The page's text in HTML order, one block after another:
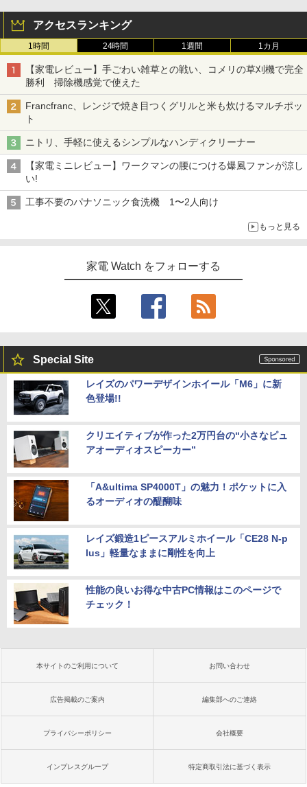
アクセスランキング
1時間 24時間 1週間 1カ月
【家電レビュー】手ごわい雑草との戦い、コメリの草刈機で完全
勝利 掃除機感覚で使えた
Francfranc、レンジで焼き目つくグリルと米も炊けるマルチポッ
ト
ニトリ、手軽に使えるシンプルなハンディクリーナー
【家電ミニレビュー】ワークマンの腰につける爆風ファンが涼し
い!
工事不要のパナソニック食洗機 1〜2人向け
もっと見る
家電 Watch をフォローする
Special Site
レイズのパワーデザインホイール「M6」に新
色登場!!
クリエイティブが作った2万円台の“小さなピュ
アオーディオスピーカー”
「A&ultima SP4000T」の魅力！ポケットに入
るオーディオの醍醐味
レイズ鍛造1ピースアルミホイール「CE28 N-p
lus」軽量なままに剛性を向上
性能の良いお得な中古PC情報はこのページで
チェック！
本サイトのご利用について お問い合わせ
広告掲載のご案内 編集部へのご連絡
プライバシーポリシー 会社概要
インプレスグループ 特定商取引法に基づく表示